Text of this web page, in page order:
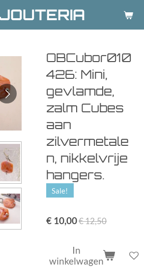
OBCubor010
426: Mini,
gevlamde,
zalm Cubes
aan
zilvermetale
n, nikkelvrije
hangers.
Sale!
€ 10,00€ 12,50
In
winkelwagen